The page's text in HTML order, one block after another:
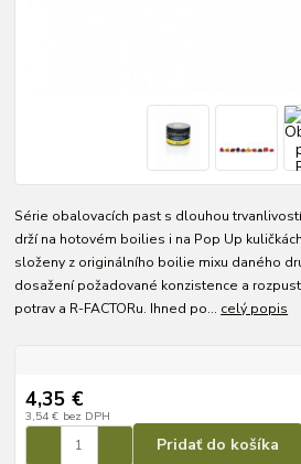
Série obalovacích past s dlouhou
drží na hotovém boilies i na Pop Up
složeny z originálního boilie mixu daného
dosažení požadované konzistence a
potrav a R-FACTORu. Ihned po... celý popis
4,35 €
3,54 € bez DPH
Pridať do košíka